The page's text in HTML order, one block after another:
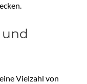
und
Vielzahl von